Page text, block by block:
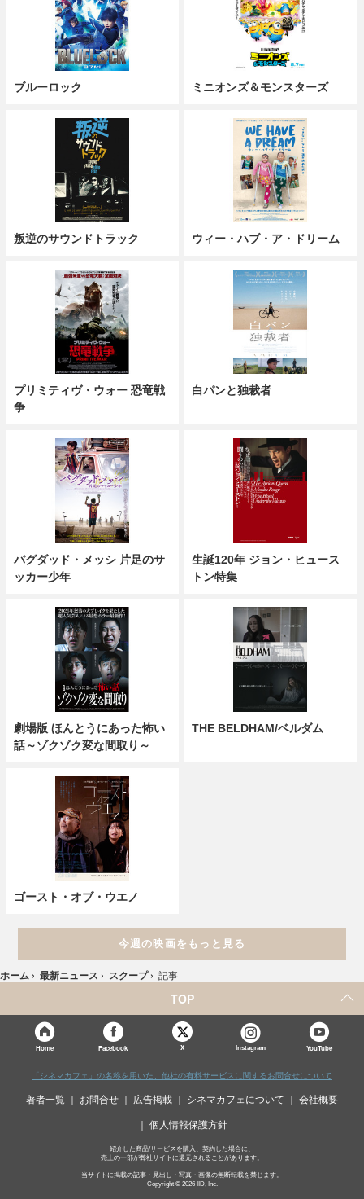
ブルーロック ミニオンズ＆モンスターズ
叛逆のサウンドトラック ウィー・ハブ・ア・ドリーム
プリミティヴ・ウォー 恐竜戦
争
白パンと独裁者
バグダッド・メッシ 片足のサ
ッカー少年
生誕120年 ジョン・ヒュース
トン特集
劇場版 ほんとうにあった怖い
話～ゾクゾク変な間取り～
THE BELDHAM/ベルダム
ゴースト・オブ・ウエノ
今週の映画をもっと見る
ホーム › 最新ニュース › スクープ › 記事
TOP
Home Facebook X Instagram YouTube
「シネマカフェ」の名称を用いた、他社の有料サービスに関するお問合せについて
著者一覧 お問合せ 広告掲載 シネマカフェについて 会社概要
個人情報保護方針
紹介した商品/サービスを購入、契約した場合に、
売上の一部が弊社サイトに還元されることがあります。
当サイトに掲載の記事・見出し・写真・画像の無断転載を禁じます。
Copyright © 2026 IID, Inc.